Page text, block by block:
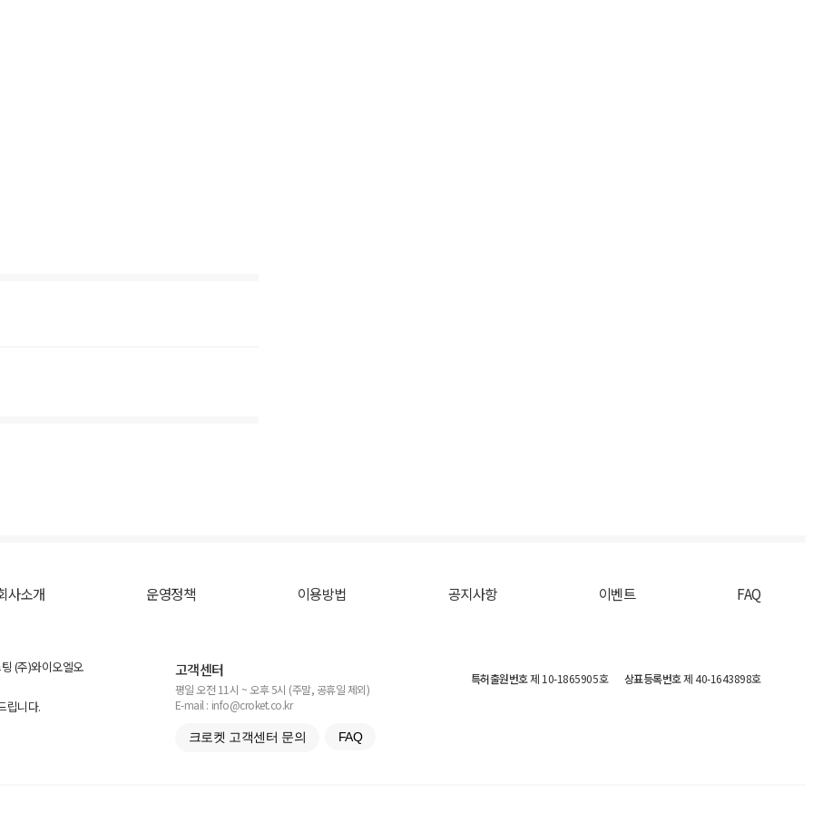
사소개 운영정책 이용방법 공지사항 이벤트 FAQ
(주)와이오엘오
립니다.
고객센터
평일 오전 11시 ~ 오후 5시 (주말, 공휴일 제외)
E-mail : info@croket.co.kr
크로켓 고객센터 문의 FAQ
특허출원번호제 10-1865905호 상표등록번호제 40-1643898호